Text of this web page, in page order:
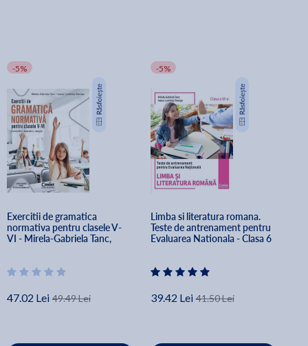
-5%
Exercitii de gramatica
normativa pentru clasele V-
VI - Mirela-Gabriela Tanc,
47.02 Lei 49.49 Lei
-5%
Limba si literatura romana.
Teste de antrenament pentru
Evaluarea Nationala - Clasa 6
39.42 Lei 41.50 Lei